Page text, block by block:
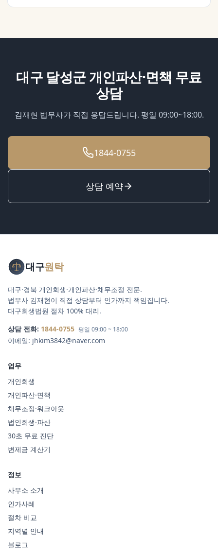
대구 달성군 개인파산·면책 무료
상담
김재현 법무사가 직접 응답드립니다. 평일 09:00~18:00.
1844-0755
상담 예약
대구원탁
대구·경북 개인회생·개인파산·채무조정 전문.
법무사 김재현이 직접 상담부터 인가까지 책임집니다.
대구회생법원 절차 100% 대리.
상담 전화: 1844-0755 평일 09:00 ~ 18:00
이메일: jhkim3842@naver.com
업무
개인회생
개인파산·면책
채무조정·워크아웃
법인회생·파산
30초 무료 진단
변제금 계산기
정보
사무소 소개
인가사례
절차 비교
지역별 안내
블로그